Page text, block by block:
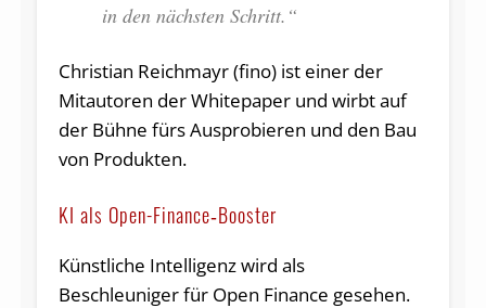
in den nächsten Schritt.“
Christian Reichmayr (fino) ist einer der
Mitautoren der Whitepaper und wirbt auf
der Bühne fürs Ausprobieren und den Bau
von Produkten.
KI als Open-Finance‑Booster
Künstliche Intelligenz wird als
Beschleuniger für Open Finance gesehen.